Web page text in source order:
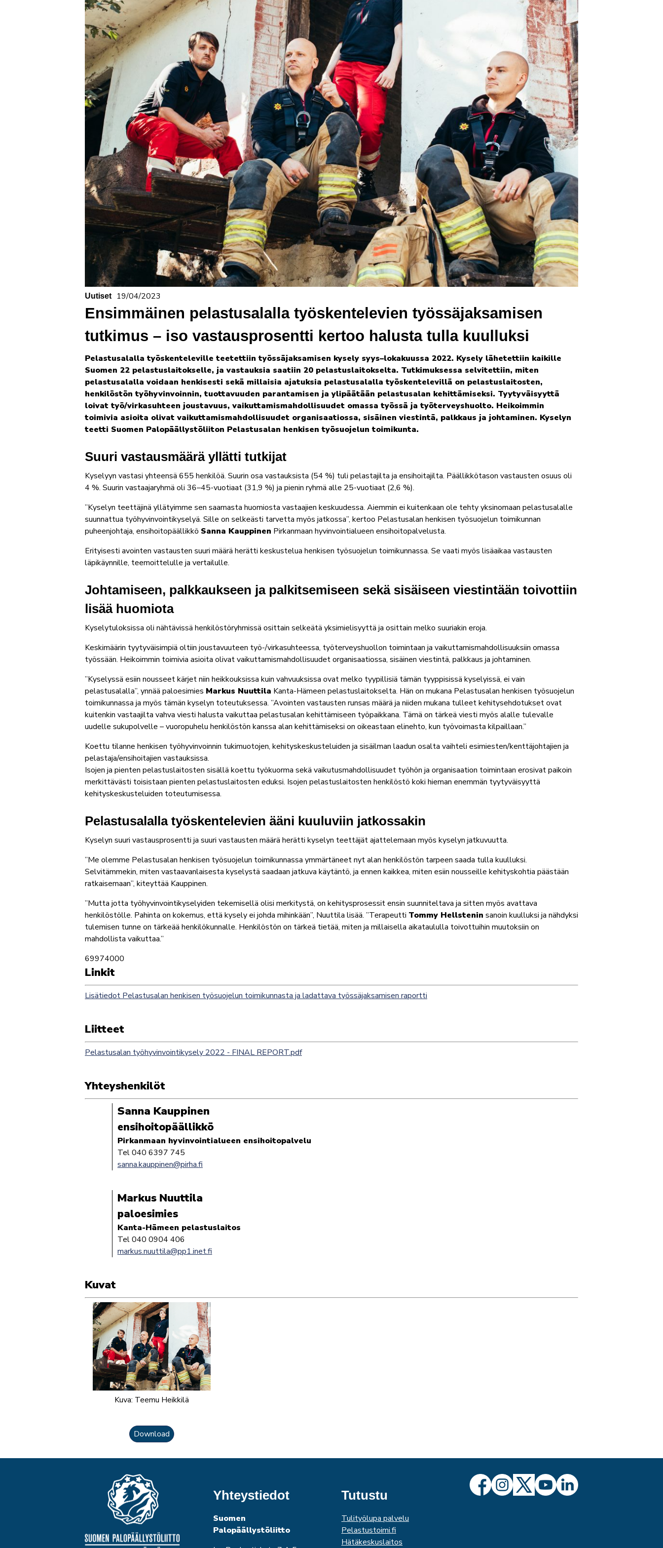
Uutiset 19/04/2023
Ensimmäinen pelastusalalla työskentelevien työssäjaksamisen
tutkimus – iso vastausprosentti kertoo halusta tulla kuulluksi
Pelastusalalla työskenteleville teetettiin työssäjaksamisen kysely syys–lokakuussa 2022. Kysely lähetettiin kaikille
Suomen 22 pelastuslaitokselle, ja vastauksia saatiin 20 pelastuslaitokselta. Tutkimuksessa selvitettiin, miten
pelastusalalla voidaan henkisesti sekä millaisia ajatuksia pelastusalalla työskentelevillä on pelastuslaitosten,
henkilöstön työhyvinvoinnin, tuottavuuden parantamisen ja ylipäätään pelastusalan kehittämiseksi. Tyytyväisyyttä
loivat työ/virkasuhteen joustavuus, vaikuttamismahdollisuudet omassa työssä ja työterveyshuolto. Heikoimmin
toimivia asioita olivat vaikuttamismahdollisuudet organisaatiossa, sisäinen viestintä, palkkaus ja johtaminen. Kyselyn
teetti Suomen Palopäällystöliiton Pelastusalan henkisen työsuojelun toimikunta.
Suuri vastausmäärä yllätti tutkijat
Kyselyyn vastasi yhteensä 655 henkilöä. Suurin osa vastauksista (54 %) tuli pelastajilta ja ensihoitajilta. Päällikkötason vastausten osuus oli
4 %. Suurin vastaajaryhmä oli 36–45-vuotiaat (31,9 %) ja pienin ryhmä alle 25-vuotiaat (2,6 %).
”Kyselyn teettäjinä yllätyimme sen saamasta huomiosta vastaajien keskuudessa. Aiemmin ei kuitenkaan ole tehty yksinomaan pelastusalalle
suunnattua työhyvinvointikyselyä. Sille on selkeästi tarvetta myös jatkossa”, kertoo Pelastusalan henkisen työsuojelun toimikunnan
puheenjohtaja, ensihoitopäällikkö Sanna Kauppinen Pirkanmaan hyvinvointialueen ensihoitopalvelusta.
Erityisesti avointen vastausten suuri määrä herätti keskustelua henkisen työsuojelun toimikunnassa. Se vaati myös lisäaikaa vastausten
läpikäynnille, teemoittelulle ja vertailulle.
Johtamiseen, palkkaukseen ja palkitsemiseen sekä sisäiseen viestintään toivottiin
lisää huomiota
Kyselytuloksissa oli nähtävissä henkilöstöryhmissä osittain selkeätä yksimielisyyttä ja osittain melko suuriakin eroja.
Keskimäärin tyytyväisimpiä oltiin joustavuuteen työ-/virkasuhteessa, työterveyshuollon toimintaan ja vaikuttamismahdollisuuksiin omassa
työssään. Heikoimmin toimivia asioita olivat vaikuttamismahdollisuudet organisaatiossa, sisäinen viestintä, palkkaus ja johtaminen.
”Kyselyssä esiin nousseet kärjet niin heikkouksissa kuin vahvuuksissa ovat melko tyypillisiä tämän tyyppisissä kyselyissä, ei vain
pelastusalalla”, ynnää paloesimies Markus Nuuttila Kanta-Hämeen pelastuslaitokselta. Hän on mukana Pelastusalan henkisen työsuojelun
toimikunnassa ja myös tämän kyselyn toteutuksessa. ”Avointen vastausten runsas määrä ja niiden mukana tulleet kehitysehdotukset ovat
kuitenkin vastaajilta vahva viesti halusta vaikuttaa pelastusalan kehittämiseen työpaikkana. Tämä on tärkeä viesti myös alalle tulevalle
uudelle sukupolvelle – vuoropuhelu henkilöstön kanssa alan kehittämiseksi on oikeastaan elinehto, kun työvoimasta kilpaillaan.”
Koettu tilanne henkisen työhyvinvoinnin tukimuotojen, kehityskeskusteluiden ja sisäilman laadun osalta vaihteli esimiesten/kenttäjohtajien ja
pelastaja/ensihoitajien vastauksissa.
Isojen ja pienten pelastuslaitosten sisällä koettu työkuorma sekä vaikutusmahdollisuudet työhön ja organisaation toimintaan erosivat paikoin
merkittävästi toisistaan pienten pelastuslaitosten eduksi. Isojen pelastuslaitosten henkilöstö koki hieman enemmän tyytyväisyyttä
kehityskeskusteluiden toteutumisessa.
Pelastusalalla työskentelevien ääni kuuluviin jatkossakin
Kyselyn suuri vastausprosentti ja suuri vastausten määrä herätti kyselyn teettäjät ajattelemaan myös kyselyn jatkuvuutta.
”Me olemme Pelastusalan henkisen työsuojelun toimikunnassa ymmärtäneet nyt alan henkilöstön tarpeen saada tulla kuulluksi.
Selvitämmekin, miten vastaavanlaisesta kyselystä saadaan jatkuva käytäntö, ja ennen kaikkea, miten esiin nousseille kehityskohtia päästään
ratkaisemaan”, kiteyttää Kauppinen.
”Mutta jotta työhyvinvointikyselyiden tekemisellä olisi merkitystä, on kehitysprosessit ensin suunniteltava ja sitten myös avattava
henkilöstölle. Pahinta on kokemus, että kysely ei johda mihinkään”, Nuuttila lisää. ”Terapeutti Tommy Hellstenin sanoin kuulluksi ja nähdyksi
tulemisen tunne on tärkeää henkilökunnalle. Henkilöstön on tärkeä tietää, miten ja millaisella aikataululla toivottuihin muutoksiin on
mahdollista vaikuttaa.”
69974000
Linkit
Lisätiedot Pelastusalan henkisen työsuojelun toimikunnasta ja ladattava työssäjaksamisen raportti
Liitteet
Pelastusalan työhyvinvointikysely 2022 - FINAL REPORT.pdf
Yhteyshenkilöt
Sanna Kauppinen
ensihoitopäällikkö
Pirkanmaan hyvinvointialueen ensihoitopalvelu
Tel 040 6397 745
sanna.kauppinen@pirha.fi
Markus Nuuttila
paloesimies
Kanta-Hämeen pelastuslaitos
Tel 040 0904 406
markus.nuuttila@pp1.inet.fi
Kuvat
Kuva: Teemu Heikkilä
Download
Yhteystiedot
Suomen
Palopäällystöliitto
Tutustu
Tulityölupa palvelu
Pelastustoimi.fi
Hätäkeskuslaitos